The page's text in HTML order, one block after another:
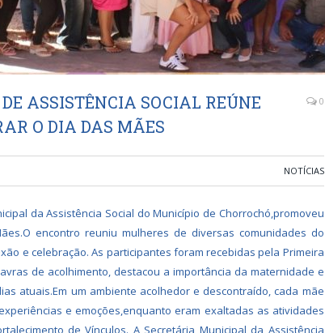
ASSISTÊNCIA SOCIAL REÚNE
O DIA DAS MÃES
0
NOTÍCIAS
da Assistência Social do Município de Chorrochó,promoveu
encontro reuniu mulheres de diversas comunidades do
e celebração. As participantes foram recebidas pela Primeira
de acolhimento, destacou a importância da maternidade e
atuais.Em um ambiente acolhedor e descontraído, cada mãe
e emoções,enquanto eram exaltadas as atividades
de Vínculos. A Secretária Municipal da Assistência